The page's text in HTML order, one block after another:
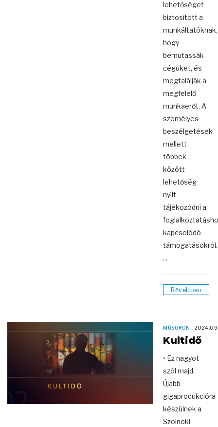
lehetőséget
biztosított a
munkáltatóknak,
hogy
bemutassák
cégüket, és
megtalálják a
megfelelő
munkaerőt. A
személyes
beszélgetések
mellett
többek
között
lehetőség
nyílt
tájékozódni a
kapcsolódó
támogatásokról.
...
Bővebben
MŰSOROK
Kultidő
• Ez nagyot
szól majd.
Újabb
gigaprodukcióra
készülnek a
Szolnoki